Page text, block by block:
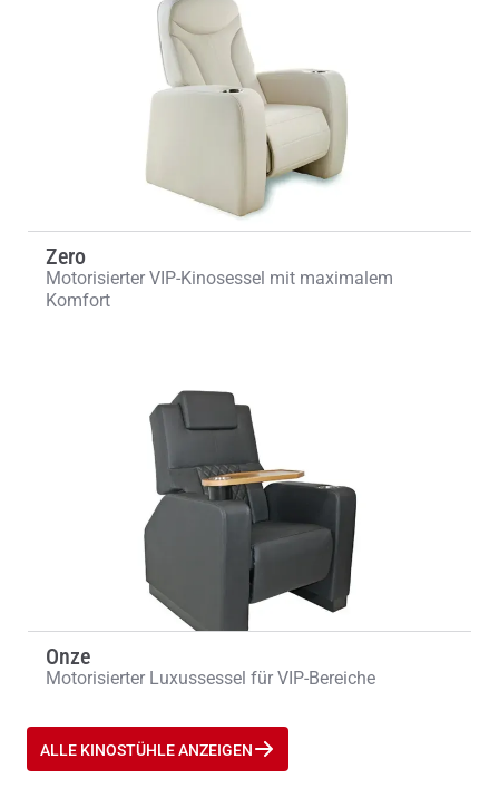
Zero
Motorisierter VIP-Kinosessel mit maximalem
Komfort
Onze
Motorisierter Luxussessel für VIP-Bereiche
ALLE KINOSTÜHLE ANZEIGEN